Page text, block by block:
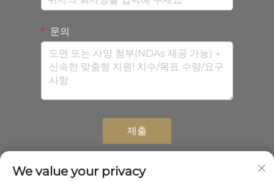
문의
제출
We value your privacy